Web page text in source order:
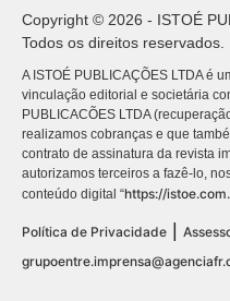
Copyright © 2026 - ISTOÉ
Todos os direitos reservados.
A ISTOÉ PUBLICAÇÕES LTDA é
vinculação editorial e societária
PUBLICACÕES LTDA
realizamos cobranças e que
contrato de assinatura da revista
autorizamos terceiros a fazê-lo,
conteúdo digital “https://
Política de Privacidade